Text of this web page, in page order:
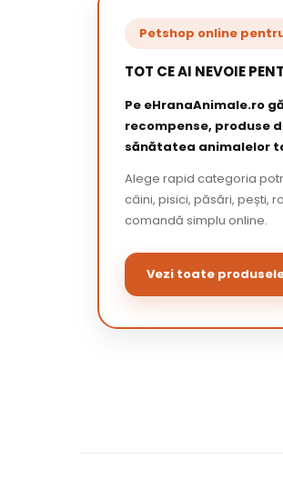
Petshop online
TOT CE AI NEVOIE
Pe eHranaAnimale.ro
recompense, produse
sănătatea animalelor
Alege rapid categoria
câini, pisici, păsări, pești,
comandă simplu online.
Vezi toate